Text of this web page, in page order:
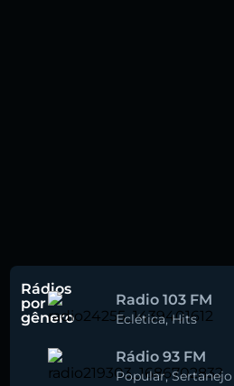
Rádios
por
gênero
Radio 103 FM
Eclética,Hits
Rádio 93 FM
Popular,Sertanejo